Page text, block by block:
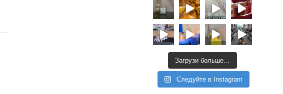
Загрузи больше…
Следуйте в Instagram